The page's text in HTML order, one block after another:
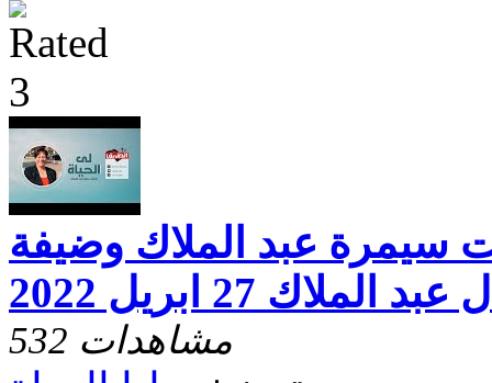
سيمرة عبد الملاك وضيفة
27 ابريل 2022
532 مشاهدات